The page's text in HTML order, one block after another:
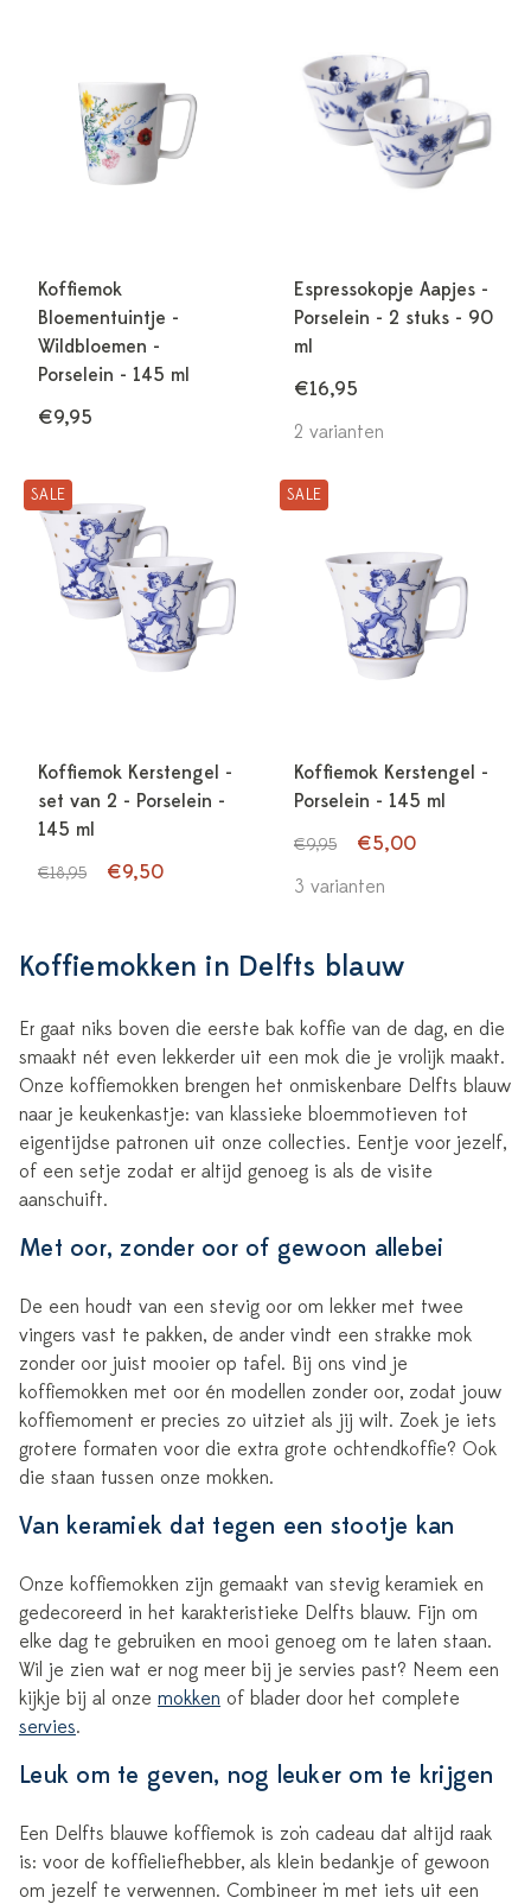
Koffiemok
Bloementuintje -
Wildbloemen -
Porselein - 145 ml
€9,95
Espressokopje Aapjes -
Porselein - 2 stuks - 90
ml
€16,95
2 varianten
SALE
Koffiemok Kerstengel -
set van 2 - Porselein -
145 ml
€18,95 €9,50
SALE
Koffiemok Kerstengel -
Porselein - 145 ml
€9,95
€5,00
3 varianten
Koffiemokken in Delfts blauw
Er gaat niks boven die eerste bak koffie van de dag, en die
smaakt nét even lekkerder uit een mok die je vrolijk maakt.
Onze koffiemokken brengen het onmiskenbare Delfts blauw
naar je keukenkastje: van klassieke bloemmotieven tot
eigentijdse patronen uit onze collecties. Eentje voor jezelf,
of een setje zodat er altijd genoeg is als de visite
aanschuift.
Met oor, zonder oor of gewoon allebei
De een houdt van een stevig oor om lekker met twee
vingers vast te pakken, de ander vindt een strakke mok
zonder oor juist mooier op tafel. Bij ons vind je
koffiemokken met oor én modellen zonder oor, zodat jouw
koffiemoment er precies zo uitziet als jij wilt. Zoek je iets
grotere formaten voor die extra grote ochtendkoffie? Ook
die staan tussen onze mokken.
Van keramiek dat tegen een stootje kan
Onze koffiemokken zijn gemaakt van stevig keramiek en
gedecoreerd in het karakteristieke Delfts blauw. Fijn om
elke dag te gebruiken en mooi genoeg om te laten staan.
Wil je zien wat er nog meer bij je servies past? Neem een
kijkje bij al onze mokken of blader door het complete
servies.
Leuk om te geven, nog leuker om te krijgen
Een Delfts blauwe koffiemok is zo'n cadeau dat altijd raak
is: voor de koffieliefhebber, als klein bedankje of gewoon
om jezelf te verwennen. Combineer 'm met iets uit een